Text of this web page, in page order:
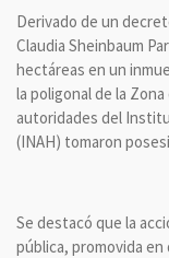
Derivado de un
Claudia Sheinbaum
hectáreas en un
la poligonal de la
autoridades del
(INAH) tomaron
Se destacó que la
pública, promovida en